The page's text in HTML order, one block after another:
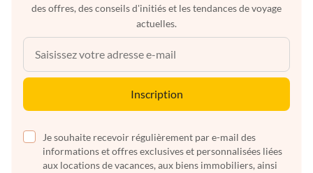
des offres, des conseils d'initiés et les tendances de voyage
actuelles.
Inscription
Je souhaite recevoir régulièrement par e-mail des
informations et offres exclusives et personnalisées liées
aux locations de vacances, aux biens immobiliers, ainsi